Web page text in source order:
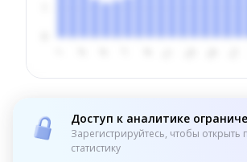
Доступ к аналитике
Зарегистрируйтесь, чтобы
статистику